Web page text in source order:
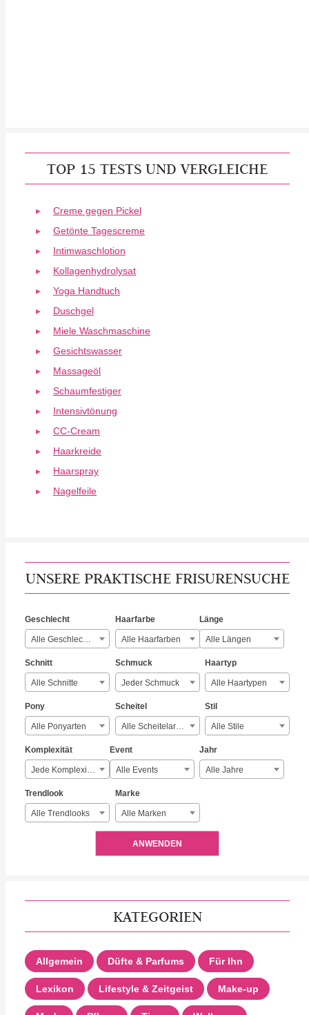
TOP 15 TESTS UND VERGLEICHE
Creme gegen Pickel
Getönte Tagescreme
Intimwaschlotion
Kollagenhydrolysat
Yoga Handtuch
Duschgel
Miele Waschmaschine
Gesichtswasser
Massageöl
Schaumfestiger
Intensivtönung
CC-Cream
Haarkreide
Haarspray
Nagelfeile
UNSERE PRAKTISCHE FRISURENSUCHE
Geschlecht
Alle Geschlechter
Haarfarbe
Alle Haarfarben
Länge
Alle Längen
Schnitt
Alle Schnitte
Schmuck
Jeder Schmuck
Haartyp
Alle Haartypen
Pony
Alle Ponyarten
Scheitel
Alle Scheitelarten
Stil
Alle Stile
Komplexität
Jede Komplexität
Event
Alle Events
Jahr
Alle Jahre
Trendlook
Alle Trendlooks
Marke
Alle Marken
ANWENDEN
KATEGORIEN
Allgemein Düfte & Parfums Für Ihn
Lexikon Lifestyle & Zeitgeist Make-up